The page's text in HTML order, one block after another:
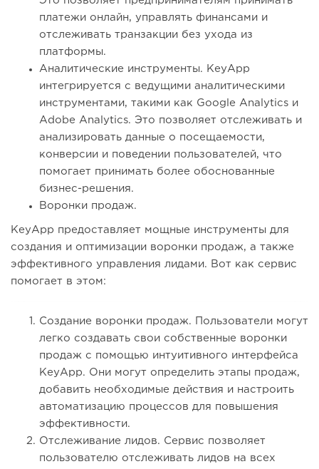
платежи онлайн, управлять финансами и
отслеживать транзакции без ухода из
платформы.
Аналитические инструменты. KeyApp
интегрируется с ведущими аналитическими
инструментами, такими как Google Analytics и
Adobe Analytics. Это позволяет отслеживать и
анализировать данные о посещаемости,
конверсии и поведении пользователей, что
помогает принимать более обоснованные
бизнес-решения.
Воронки продаж.
KeyApp предоставляет мощные инструменты для
создания и оптимизации воронки продаж, а также
эффективного управления лидами. Вот как сервис
помогает в этом:
Создание воронки продаж. Пользователи могут
легко создавать свои собственные воронки
продаж с помощью интуитивного интерфейса
KeyApp. Они могут определить этапы продаж,
добавить необходимые действия и настроить
автоматизацию процессов для повышения
эффективности.
Отслеживание лидов. Сервис позволяет
пользователю отслеживать лидов на всех